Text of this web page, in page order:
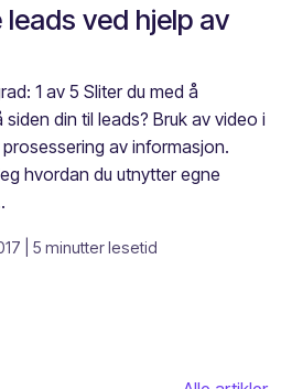
ved hjelp av
1 av 5 Sliter du med å
din til leads? Bruk av video i
av informasjon.
hvordan du utnytter egne
| 5 minutter lesetid